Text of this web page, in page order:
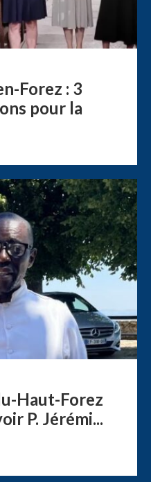
Forez : 3
pour la
Haut-Forez
P. Jérémi...